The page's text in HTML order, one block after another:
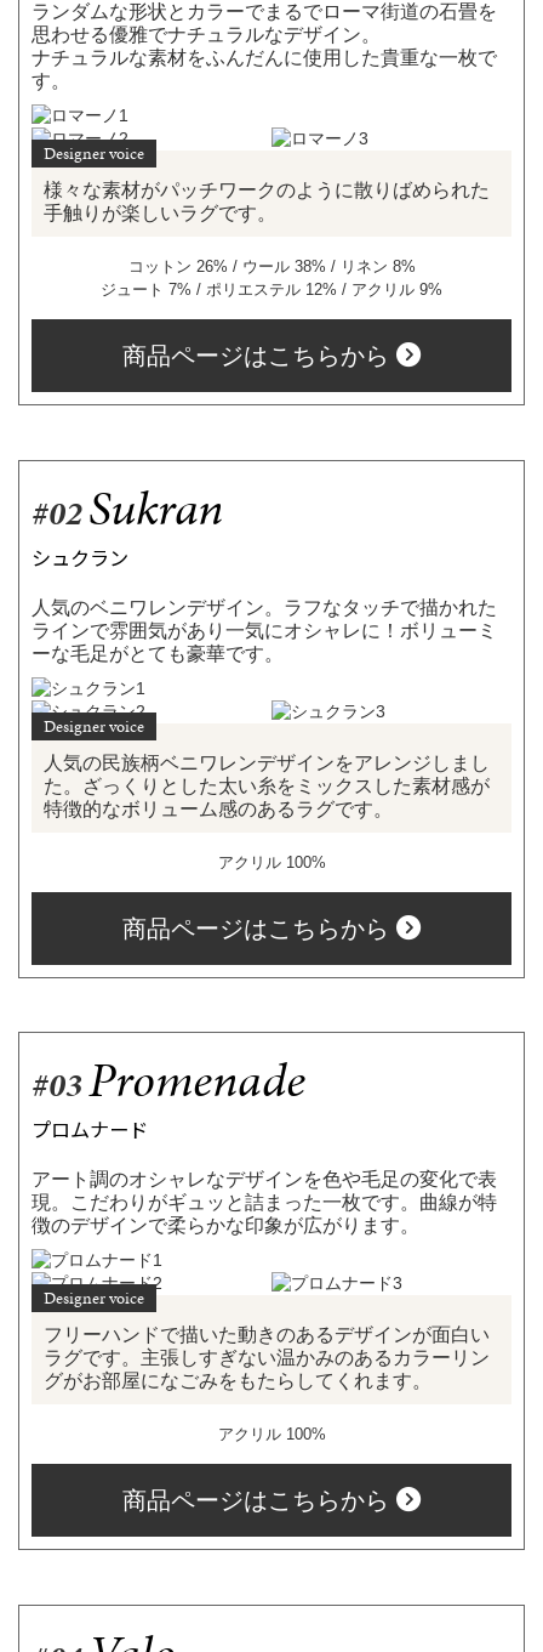
ランダムな形状とカラーでまるでローマ街道の石畳を
思わせる優雅でナチュラルなデザイン。
ナチュラルな素材をふんだんに使用した貴重な一枚で
す。
様々な素材がパッチワークのように散りばめられた
手触りが楽しいラグです。
コットン 26% / ウール 38% / リネン 8%
ジュート 7% / ポリエステル 12% / アクリル 9%
商品ページはこちらから
#02Sukran
シュクラン
人気のベニワレンデザイン。ラフなタッチで描かれた
ラインで雰囲気があり一気にオシャレに！ボリューミ
ーな毛足がとても豪華です。
人気の民族柄ベニワレンデザインをアレンジしまし
た。ざっくりとした太い糸をミックスした素材感が
特徴的なボリューム感のあるラグです。
アクリル 100%
商品ページはこちらから
#03Promenade
プロムナード
アート調のオシャレなデザインを色や毛足の変化で表
現。こだわりがギュッと詰まった一枚です。曲線が特
徴のデザインで柔らかな印象が広がります。
フリーハンドで描いた動きのあるデザインが面白い
ラグです。主張しすぎない温かみのあるカラーリン
グがお部屋になごみをもたらしてくれます。
アクリル 100%
商品ページはこちらから